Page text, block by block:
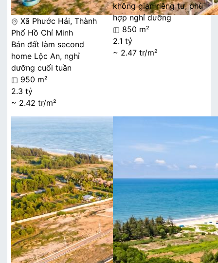
Xã Phước Hải, Thành
Phố Hồ Chí Minh
Bán đất làm second
home Lộc An, nghỉ
dưỡng cuối tuần
950 m²
2.3 tỷ
~ 2.42 tr/m²
không gian riêng tư, phù
hợp nghỉ dưỡng
850 m²
2.1 tỷ
~ 2.47 tr/m²